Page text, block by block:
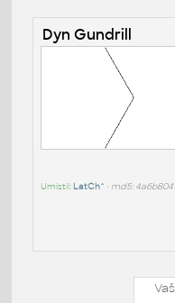
Dyn Gundrill
Umístil: LatCh^ • md5: